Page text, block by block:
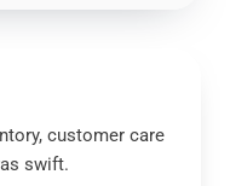
customer care
swift.